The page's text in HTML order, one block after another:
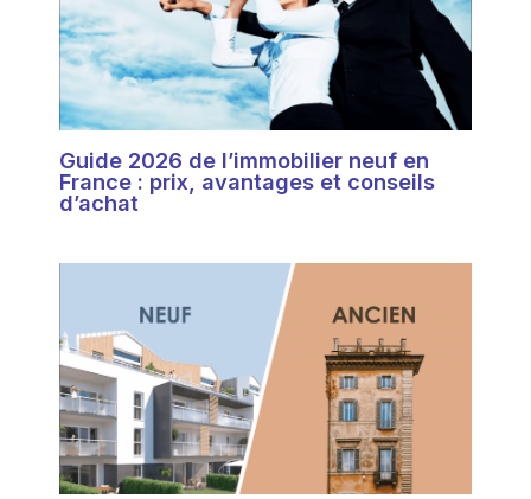
Guide 2026 de l’immobilier neuf en
France : prix, avantages et conseils
d’achat